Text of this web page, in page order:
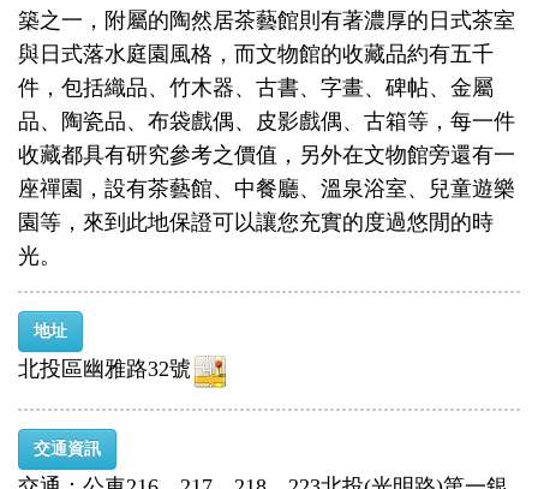
築之一，附屬的陶然居茶藝館則有著濃厚的日式茶室
與日式落水庭園風格，而文物館的收藏品約有五千
件，包括織品、竹木器、古書、字畫、碑帖、金屬
品、陶瓷品、布袋戲偶、皮影戲偶、古箱等，每一件
收藏都具有研究參考之價值，另外在文物館旁還有一
座禪園，設有茶藝館、中餐廳、溫泉浴室、兒童遊樂
園等，來到此地保證可以讓您充實的度過悠閒的時
光。
地址
北投區幽雅路32號
交通資訊